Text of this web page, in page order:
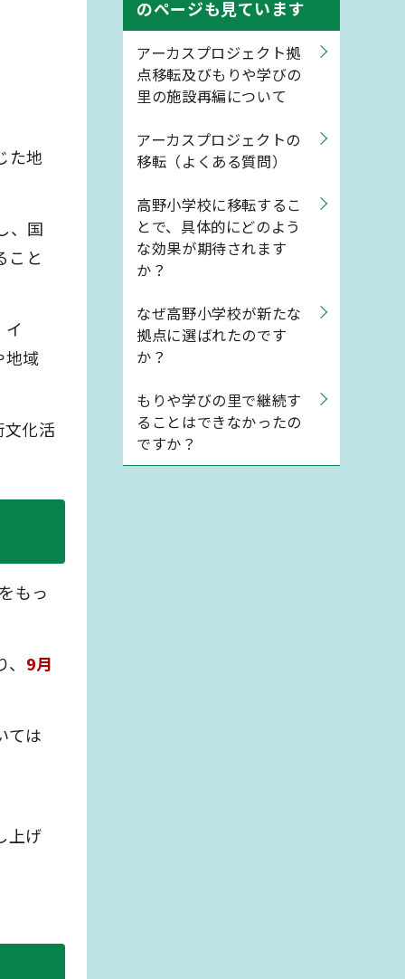
た地
、国
こと
地域
化活
もっ
9月
ては
上げ
のページも見ています
アーカスプロジェクト拠
点移転及びもりや学びの
里の施設再編について
アーカスプロジェクトの
移転（よくある質問）
高野小学校に移転するこ
とで、具体的にどのよう
な効果が期待されます
か？
なぜ高野小学校が新たな
拠点に選ばれたのです
か？
もりや学びの里で継続す
ることはできなかったの
ですか？